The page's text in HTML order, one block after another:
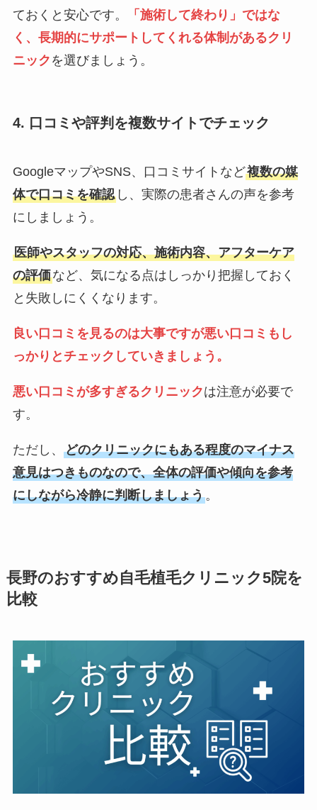
ておくと安心です。
「施術して終わり」ではな
く、長期的にサポートしてくれる体制があるクリ
ニック を選びましょう。
4. 口コミや評判を複数サイトでチェック
GoogleマップやSNS、口コミサイトなど複数の媒
体で口コミを確認し、実際の患者さんの声を参考
にしましょう。
医師やスタッフの対応、施術内容、アフターケア
の評価など、気になる点はしっかり把握しておく
と失敗しにくくなります。
良い口コミを見るのは大事ですが悪い口コミもし
っかりとチェックしていきましょう。
悪い口コミが多すぎるクリニックは注意が必要で
す。
ただし、 どのクリニックにもある程度のマイナス
意見はつきものなので、全体の評価や傾向を参考
にしながら冷静に判断しましょう。
長野のおすすめ自毛植毛クリニック5院を
比較